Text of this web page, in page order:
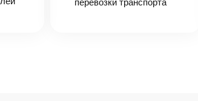
перевозки транспорта